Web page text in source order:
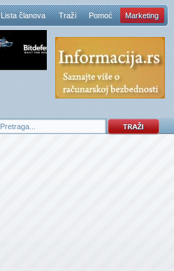
Lista članova Traži Pomoć Marketing